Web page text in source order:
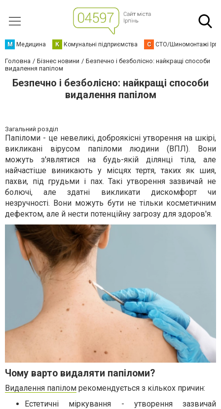
М Медицина К Комунальні підприємства С СТО/Шиномонтажі
Головна Бізнес новини
Безпечно і безболісно: найкращі способи
видалення папілом
Безпечно і безболісно: найкращі способи
видалення папілом
Загальний розділ
Папіломи - це невеликі, доброякісні утворення на шкірі,
викликані вірусом папіломи людини (ВПЛ). Вони
можуть з'являтися на будь-якій ділянці тіла, але
найчастіше виникають у місцях тертя, таких як шия,
пахви, під грудьми і пах. Такі утворення зазвичай не
болючі, але здатні викликати дискомфорт чи
незручності. Вони можуть бути не тільки косметичним
дефектом, але й нести потенційну загрозу для здоров'я.
Чому варто видаляти папіломи?
Видалення папілом рекомендується з кількох причин:
Естетичні міркування - утворення зазвичай